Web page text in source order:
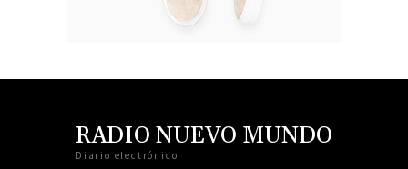
RADIO NUEVO MUNDO
Diario electrónico